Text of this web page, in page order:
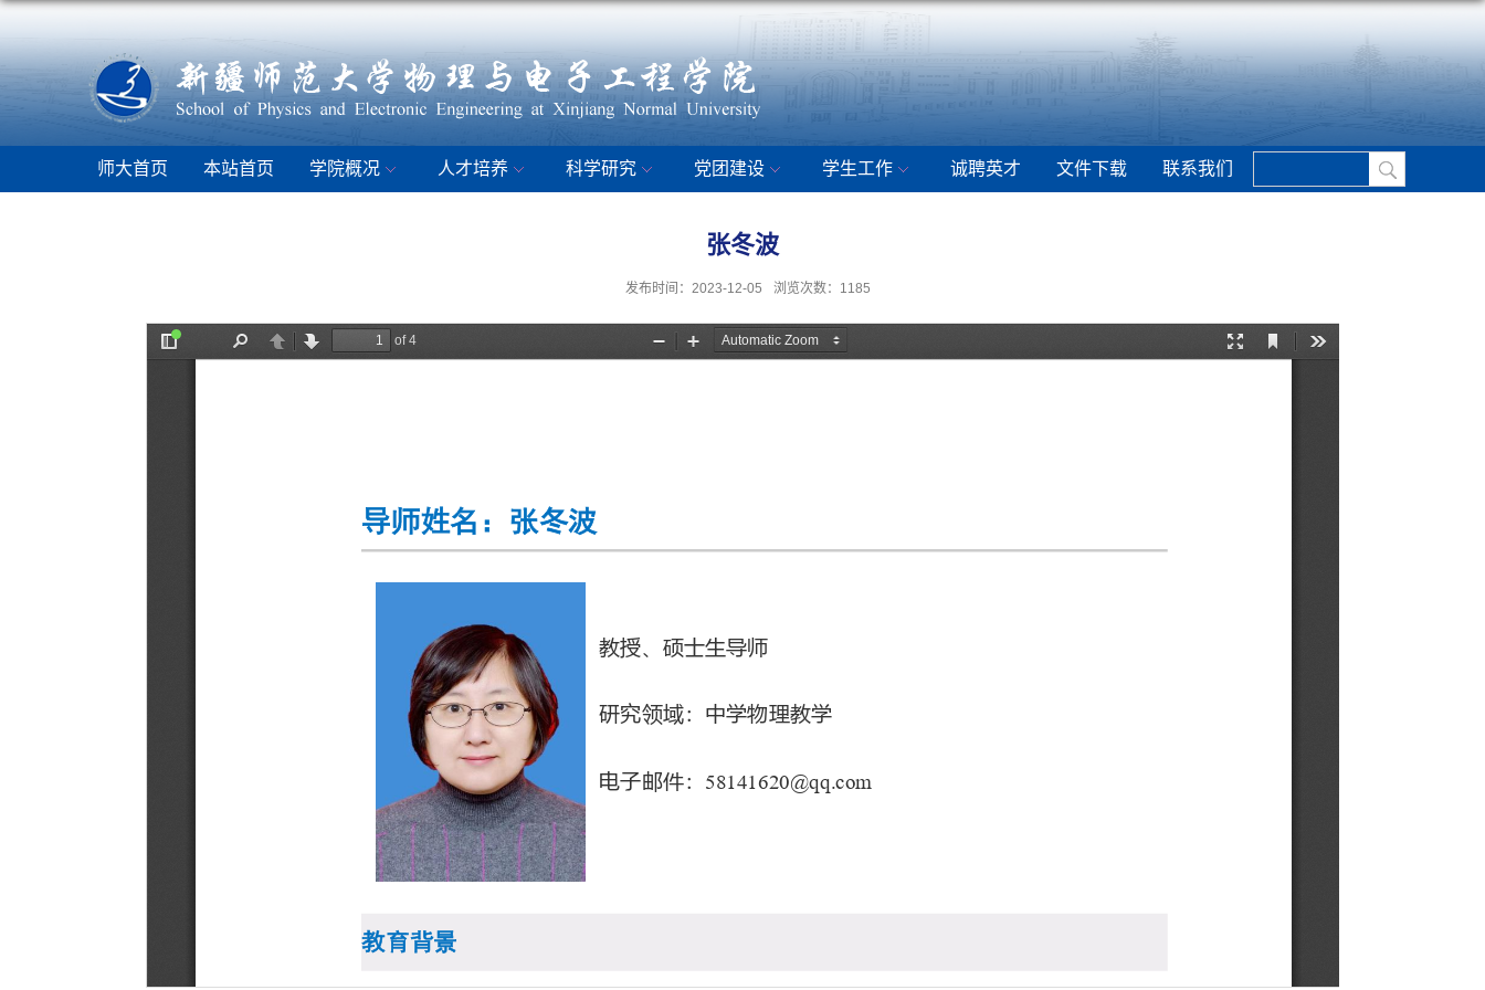
师大首页 本站首页 学院概况 人才培养 科学研究 党团建设 学生工作 诚聘英才 文件下载 联系我们
张冬波
发布时间：2023-12-05 浏览次数： 1185